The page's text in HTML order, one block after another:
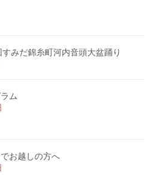
みだ錦糸町河内音頭大盆踊り
ム
お越しの方へ